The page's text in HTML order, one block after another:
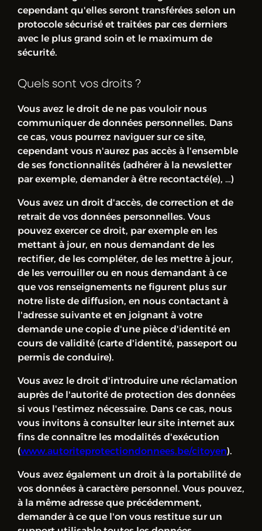
cependant qu'elles seront transférées selon un
protocole sécurisé et traitées par ces derniers
avec le plus grand soin et le maximum de
sécurité.
Quels sont vos droits ?
Vous avez le droit de ne pas vouloir nous
communiquer de données personnelles. Dans
ce cas, vous pourrez naviguer sur ce site,
cependant vous n'aurez pas accès à l'ensemble
de ses fonctionnalités (adhérer à la newsletter
par exemple, demander à être recontacté(e), …)
Vous avez un droit d'accès, de correction et de
retrait de vos données personnelles. Vous
pouvez exercer ce droit, par exemple en les
mettant à jour, en nous demandant de les
rectifier, de les compléter, de les mettre à jour,
de les verrouiller ou en nous demandant à ce
que vos renseignements ne figurent plus sur
notre liste de diffusion, en nous contactant à
l'adresse suivante et en joignant à votre
demande une copie d'une pièce d'identité en
cours de validité (carte d'identité, passeport ou
permis de conduire).
Vous avez le droit d'introduire une réclamation
auprès de l'autorité de protection des données
si vous l'estimez nécessaire. Dans ce cas, nous
vous invitons à consulter leur site internet aux
fins de connaître les modalités d'exécution
(www.autoriteprotectiondonnees.be/citoyen).
Vous avez également un droit à la portabilité de
vos données à caractère personnel. Vous pouvez,
à la même adresse que précédemment,
demander à ce que l'on vous restitue sur un